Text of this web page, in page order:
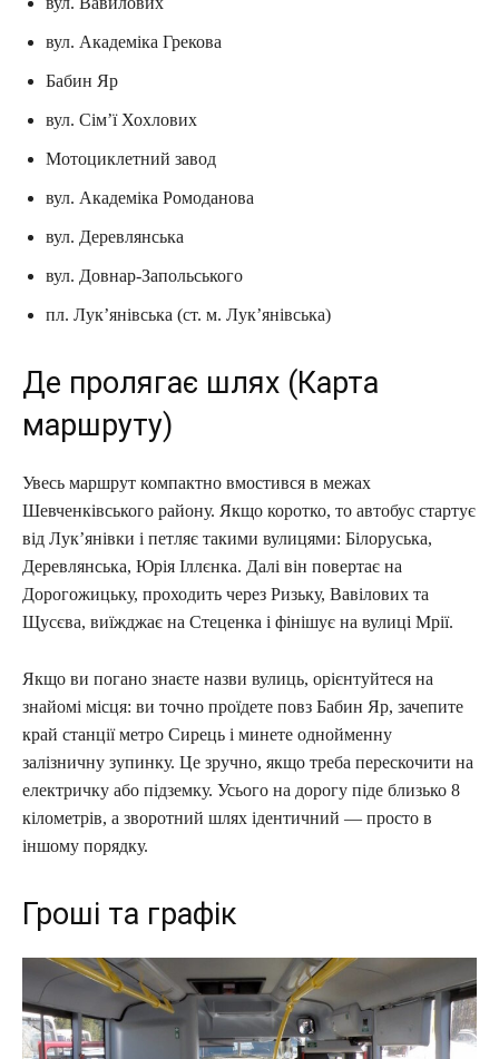
вул. Академіка Грекова
Бабин Яр
вул. Сім’ї Хохлових
Мотоциклетний завод
вул. Академіка Ромоданова
вул. Деревлянська
вул. Довнар-Запольського
пл. Лук’янівська (ст. м. Лук’янівська)
Де пролягає шлях (Карта
маршруту)
Увесь маршрут компактно вмостився в межах
Шевченківського району. Якщо коротко, то автобус стартує
від Лук’янівки і петляє такими вулицями: Білоруська,
Деревлянська, Юрія Іллєнка. Далі він повертає на
Дорогожицьку, проходить через Ризьку, Вавілових та
Щусєва, виїжджає на Стеценка і фінішує на вулиці Мрії.
Якщо ви погано знаєте назви вулиць, орієнтуйтеся на
знайомі місця: ви точно проїдете повз Бабин Яр, зачепите
край станції метро Сирець і минете однойменну
залізничну зупинку. Це зручно, якщо треба перескочити на
електричку або підземку. Усього на дорогу піде близько 8
кілометрів, а зворотний шлях ідентичний — просто в
іншому порядку.
Гроші та графік